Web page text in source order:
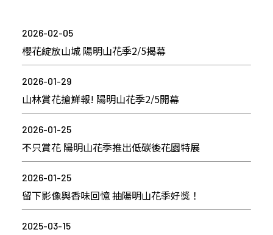
2026-02-05
櫻花綻放山城 陽明山花季2/5揭幕
2026-01-29
山林賞花搶鮮報! 陽明山花季2/5開幕
2026-01-25
不只賞花 陽明山花季推出低碳後花園特展
2026-01-25
留下影像與香味回憶 抽陽明山花季好獎！
2025-03-15